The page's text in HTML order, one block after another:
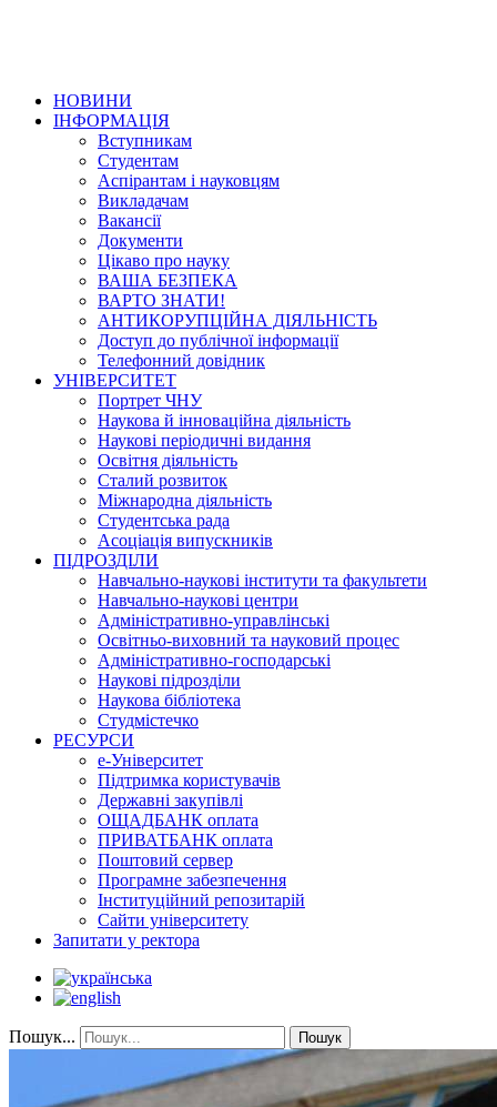
НОВИНИ
ІНФОРМАЦІЯ
Вступникам
Студентам
Аспірантам і науковцям
Викладачам
Вакансії
Документи
Цікаво про науку
ВАША БЕЗПЕКА
ВАРТО ЗНАТИ!
АНТИКОРУПЦІЙНА ДІЯЛЬНІСТЬ
Доступ до публічної інформації
Телефонний довідник
УНІВЕРСИТЕТ
Портрет ЧНУ
Наукова й інноваційна діяльність
Наукові періодичні видання
Освітня діяльність
Сталий розвиток
Міжнародна діяльність
Студентська рада
Асоціація випускників
ПІДРОЗДІЛИ
Навчально-наукові інститути та факультети
Навчально-наукові центри
Адміністративно-управлінські
Освітньо-виховний та науковий процес
Адміністративно-господарські
Наукові підрозділи
Наукова бібліотека
Студмістечко
РЕСУРСИ
е-Університет
Підтримка користувачів
Державні закупівлі
ОЩАДБАНК оплата
ПРИВАТБАНК оплата
Поштовий сервер
Програмне забезпечення
Інституційний репозитарій
Сайти університету
Запитати у ректора
Пошук... Пошук